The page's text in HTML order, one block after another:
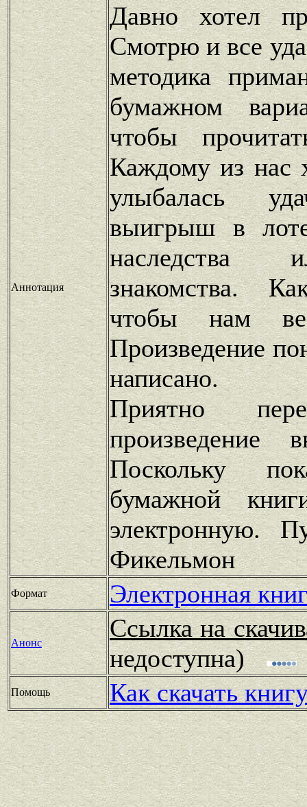
Аннотация
Давно хотел
Смотрю и все
методика
бумажном
чтобы
Каждому из нас
улыбалась
выигрыш в
наследства
знакомства.
чтобы нам
Произведение
написано.
Приятно
произведение
Поскольку
бумажной
электронную.
Фикельмон
Формат Электронная
Анонс
Ссылка на
недоступна)
Помощь Как скачать